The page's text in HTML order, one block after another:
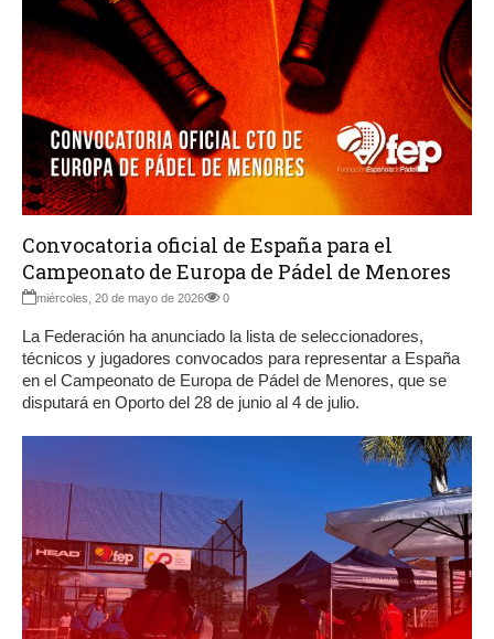
Convocatoria oficial de España para el
Campeonato de Europa de Pádel de Menores
miércoles, 20 de mayo de 2026 0
La Federación ha anunciado la lista de seleccionadores,
técnicos y jugadores convocados para representar a España
en el Campeonato de Europa de Pádel de Menores, que se
disputará en Oporto del 28 de junio al 4 de julio.